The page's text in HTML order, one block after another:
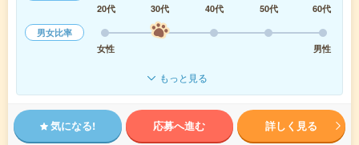
20代
30代 40代 50代
60代
男女比率
女性
男性
もっと見る
気になる! 応募へ進む 詳しく見る